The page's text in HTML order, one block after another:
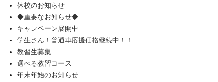
休校のお知らせ
◆重要なお知らせ◆
キャンペーン展開中
学生さん！普通車応援価格継続中！！
教習生募集
選べる教習コース
年末年始のお知らせ